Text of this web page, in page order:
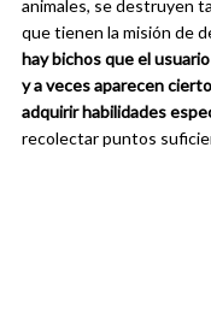
animales, se destruyen
que tienen la misión de
hay bichos que el
y a veces aparecen
adquirir habilidades
recolectar puntos